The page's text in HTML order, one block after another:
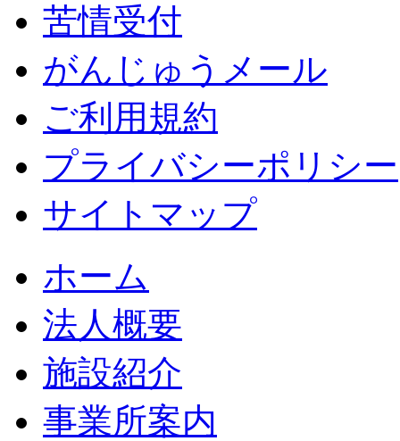
苦情受付
がんじゅうメール
ご利用規約
プライバシーポリシー
サイトマップ
ホーム
法人概要
施設紹介
事業所案内